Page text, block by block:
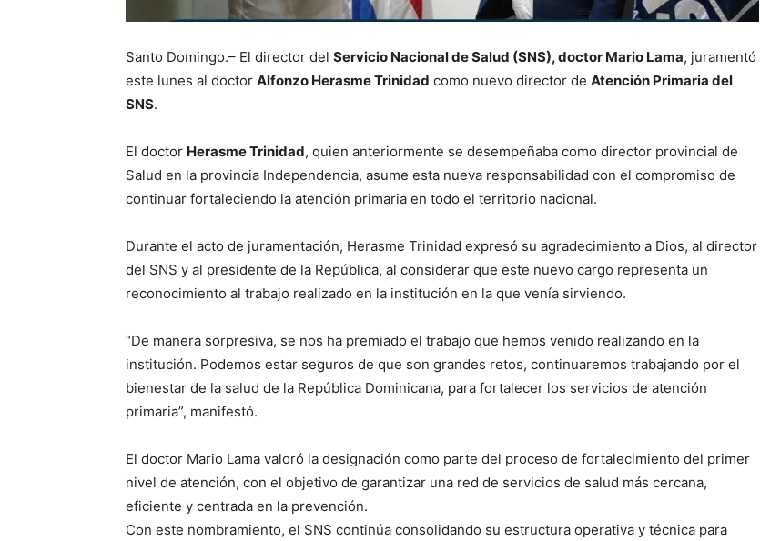
Santo Domingo.– El director del Servicio Nacional de Salud (SNS), doctor Mario Lama, juramentó
este lunes al doctor Alfonzo Herasme Trinidad como nuevo director de Atención Primaria del
SNS.
El doctor Herasme Trinidad, quien anteriormente se desempeñaba como director provincial de
Salud en la provincia Independencia, asume esta nueva responsabilidad con el compromiso de
continuar fortaleciendo la atención primaria en todo el territorio nacional.
Durante el acto de juramentación, Herasme Trinidad expresó su agradecimiento a Dios, al director
del SNS y al presidente de la República, al considerar que este nuevo cargo representa un
reconocimiento al trabajo realizado en la institución en la que venía sirviendo.
“De manera sorpresiva, se nos ha premiado el trabajo que hemos venido realizando en la
institución. Podemos estar seguros de que son grandes retos, continuaremos trabajando por el
bienestar de la salud de la República Dominicana, para fortalecer los servicios de atención
primaria”, manifestó.
El doctor Mario Lama valoró la designación como parte del proceso de fortalecimiento del primer
nivel de atención, con el objetivo de garantizar una red de servicios de salud más cercana,
eficiente y centrada en la prevención.
Con este nombramiento, el SNS continúa consolidando su estructura operativa y técnica para